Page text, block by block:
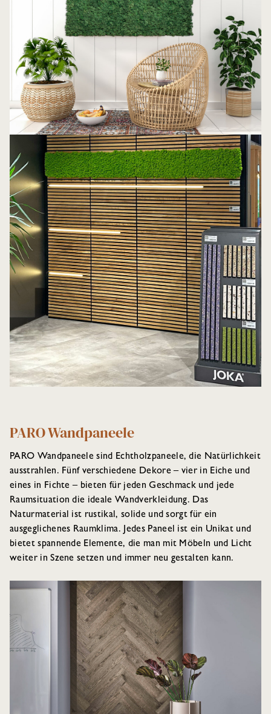
PARO Wandpaneele
PARO Wandpaneele sind Echtholzpaneele, die Natürlichkeit
ausstrahlen. Fünf verschiedene Dekore – vier in Eiche und
eines in Fichte – bieten für jeden Geschmack und jede
Raumsituation die ideale Wandverkleidung. Das
Naturmaterial ist rustikal, solide und sorgt für ein
ausgeglichenes Raumklima. Jedes Paneel ist ein Unikat und
bietet spannende Elemente, die man mit Möbeln und Licht
weiter in Szene setzen und immer neu gestalten kann.